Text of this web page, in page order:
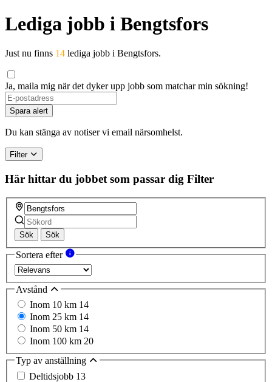
Lediga jobb i Bengtsfors
Just nu finns 14 lediga jobb i Bengtsfors.
Ja, maila mig när det dyker upp jobb som matchar min sökning!
Spara alert
Du kan stänga av notiser vi email närsomhelst.
Filter
Här hittar du jobbet som passar dig Filter
Sök Sök
Sortera efter
Avstånd
Inom 10 km 14
Inom 25 km 14
Inom 50 km 14
Inom 100 km 20
Typ av anställning
Deltidsjobb 13